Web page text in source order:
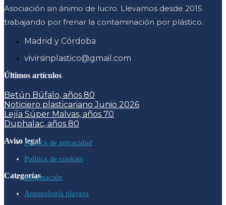
Asociación sin ánimo de lucro. Llevamos desde 2015
trabajando por frenar la contaminación por plástico.
Madrid y Córdoba
vivirsinplastico@gmail.com
Últimos artículos
Betún Búfalo, años 80
Noticiero plasticariano Junio 2026
Lejía Súper Malvas, años 70
Duphalac, años 80
Aviso legalPolítica de privacidad
Política de cookies
Categoríasinformación
Arqueología playera